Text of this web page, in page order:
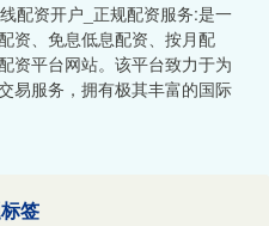
配资开户_正规配资服务:是一
资、免息低息配资、按月配
资平台网站。该平台致力于为
易服务，拥有极其丰富的国际
签